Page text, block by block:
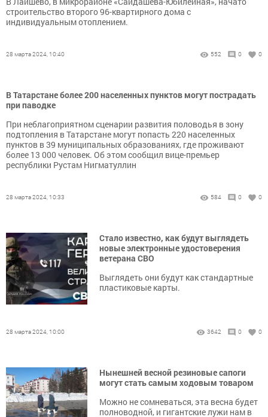
строительство второго 96-квартирного дома с
индивидуальным отоплением.
28 марта 2024, 10:40 552 0 0
В Татарстане более 200 населенных пунктов могут пострадать
при паводке
При неблагоприятном сценарии развития половодья в зону
подтопления в Татарстане могут попасть 220 населенных
пунктов в 39 муниципальных образованиях, где проживают
более 13 000 человек. Об этом сообщил вице-премьер
республики Рустам Нигматуллин
28 марта 2024, 10:33 584 0 0
Стало известно, как будут выглядеть
новые электронные удостоверения
ветерана СВО
Выглядеть они будут как стандартные
пластиковые карты.
28 марта 2024, 10:00 3642 0 0
Нынешней весной резиновые сапоги
могут стать самым ходовым товаром
Можно не сомневаться, эта весна будет
полноводной, и гигантские лужи нам в